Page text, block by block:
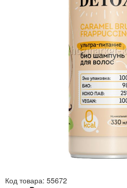
Код товара: 55672